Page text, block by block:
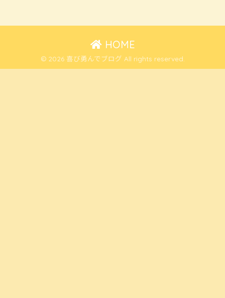
HOME
© 2026 喜び勇んでブログ All rights reserved.